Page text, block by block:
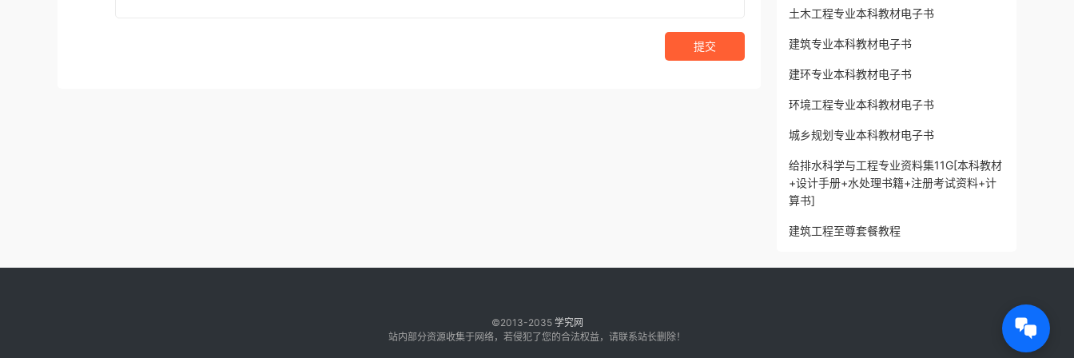
提交
土木工程专业本科教材电子书
建筑专业本科教材电子书
建环专业本科教材电子书
环境工程专业本科教材电子书
城乡规划专业本科教材电子书
给排水科学与工程专业资料集11G[本科教材
+设计手册+水处理书籍+注册考试资料+计
算书]
建筑工程至尊套餐教程
©2013-2035 学究网
站内部分资源收集于网络，若侵犯了您的合法权益，请联系站长删除！